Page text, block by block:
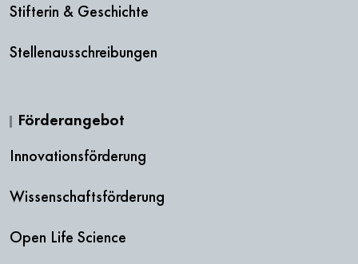
Stifterin & Geschichte
Stellenausschreibungen
Förderangebot
Innovationsförderung
Wissenschaftsförderung
Open Life Science